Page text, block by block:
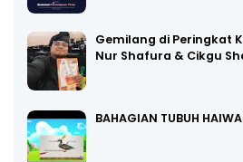
Gemilang di Peringkat
Nur Shafura & Cikgu
BAHAGIAN TUBUH